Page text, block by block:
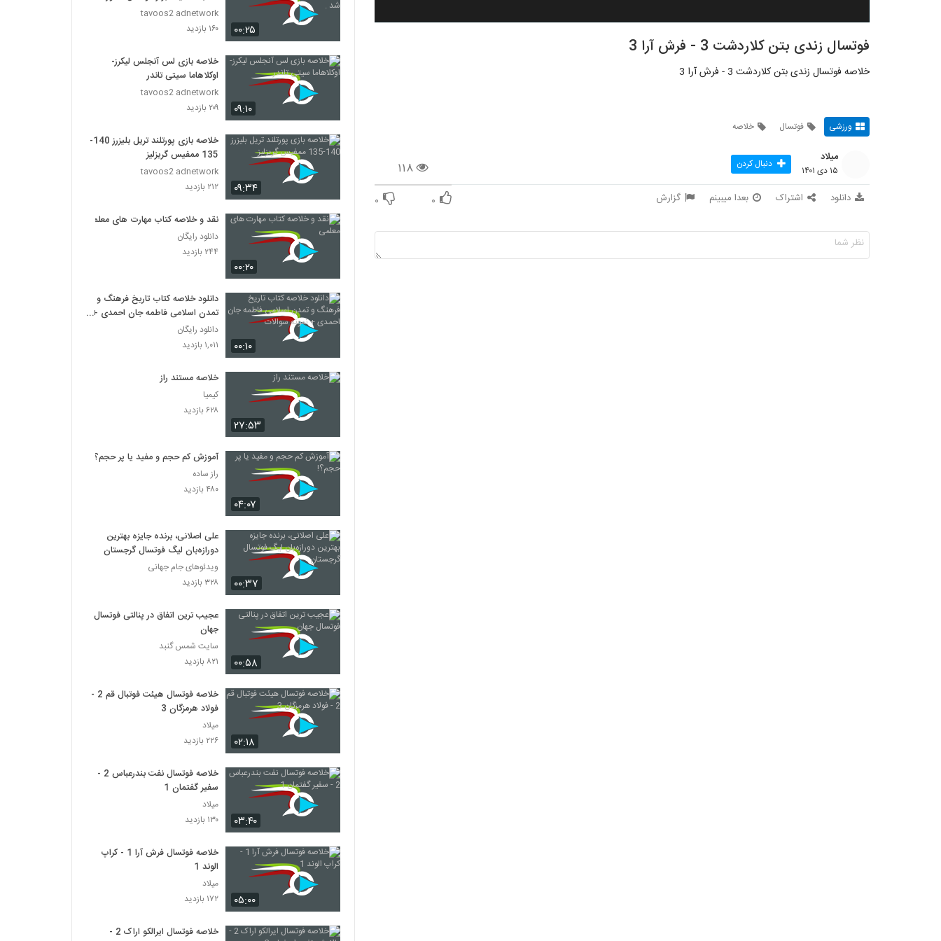
فوتسال زندی بتن کلاردشت 3 - فرش آرا 3
خلاصه فوتسال زندی بتن کلاردشت 3 - فرش آرا 3
ورزشی فوتسال خلاصه
۱۱۸
میلاد
۱۵ دی ۱۴۰۱ دنبال کردن
دانلود اشتراک بعدا میبینم گزارش ۰ ۰
۰۰:۲۵
tavoos2 adnetwork
۱۶۰ بازدید
۰۹:۱۰
خلاصه بازی لس آنجلس لیکرز-
اوکلاهاما سیتی تاندر
tavoos2 adnetwork
۲۰۹ بازدید
۰۹:۳۴
خلاصه بازی پورتلند تریل بلیزرز 140-
135 ممفیس گریزلیز
tavoos2 adnetwork
۲۱۲ بازدید
۰۰:۲۰
نقد و خلاصه کتاب مهارت های معلمی
دانلود رایگان
۲۴۴ بازدید
۰۰:۱۰
دانلود خلاصه کتاب تاریخ فرهنگ و
تمدن اسلامی فاطمه جان احمدی +
نمونه سوالات
دانلود رایگان
۱,۰۱۱ بازدید
۲۷:۵۳
خلاصه مستند راز
کیمیا
۶۲۸ بازدید
۰۴:۰۷
آموزش کم حجم و مفید یا پر حجم؟!
راز ساده
۴۸۰ بازدید
۰۰:۳۷
علی اصلانی، برنده جایزه بهترین
دورازه‌بان لیگ فوتسال گرجستان
ویدئوهای جام جهانی
۳۲۸ بازدید
۰۰:۵۸
عجیب ترین اتفاق در پنالتی فوتسال
جهان
سایت شمس گنبد
۸۲۱ بازدید
۰۲:۱۸
خلاصه فوتسال هیئت فوتبال قم 2 -
فولاد هرمزگان 3
میلاد
۲۲۶ بازدید
۰۳:۴۰
خلاصه فوتسال نفت بندرعباس 2 -
سفیر گفتمان 1
میلاد
۱۳۰ بازدید
۰۵:۰۰
خلاصه فوتسال فرش آرا 1 - کراپ
الوند 1
میلاد
۱۷۲ بازدید
خلاصه فوتسال ایرالکو اراک 2 -